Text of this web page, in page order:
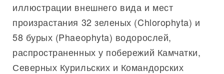
иллюстрации внешнего вида и мест
произрастания 32 зеленых (Chlorophyta) и
58 бурых (Phaeophyta) водорослей,
распространенных у побережий Камчатки,
Северных Курильских и Командорских